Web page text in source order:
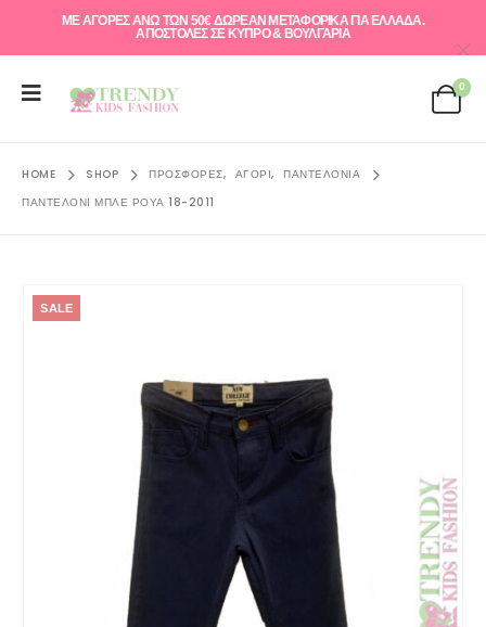
ΜΕ ΑΓΟΡΕΣ ΑΝΩ ΤΩΝ 50€ ΔΩΡΕΑΝ ΜΕΤΑΦΟΡΙΚΑ ΓΙΑ ΕΛΛAΔΑ.
ΑΠΟΣΤΟΛΕΣ ΣΕ ΚΥΠΡΟ & ΒΟΥΛΓΑΡΙΑ
0
HOME SHOP ΠΡΟΣΦΟΡΈΣ, ΑΓΌΡΙ, ΠΑΝΤΕΛΌΝΙΑ
ΠΑΝΤΕΛΌΝΙ ΜΠΛΕ ΡΟΥΆ 18-2011
SALE